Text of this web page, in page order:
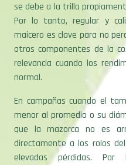
se debe a la trilla
Por lo tanto, regular y
maicero es clave para no
otros componentes de la
relevancia cuando los
normal.
En campañas cuando el
menor al promedio o su
que la mazorca no es
directamente a los rolos
elevadas pérdidas.